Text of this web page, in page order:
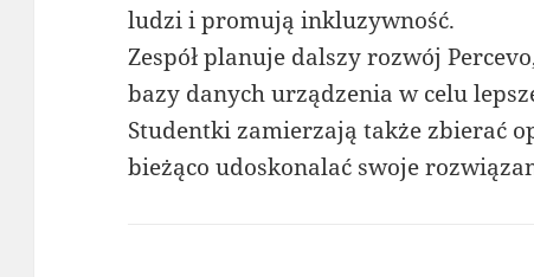
ludzi i promują inkluzywność.
Zespół planuje dalszy rozwój
bazy danych urządzenia w celu
Studentki zamierzają także zbierać
bieżąco udoskonalać swoje